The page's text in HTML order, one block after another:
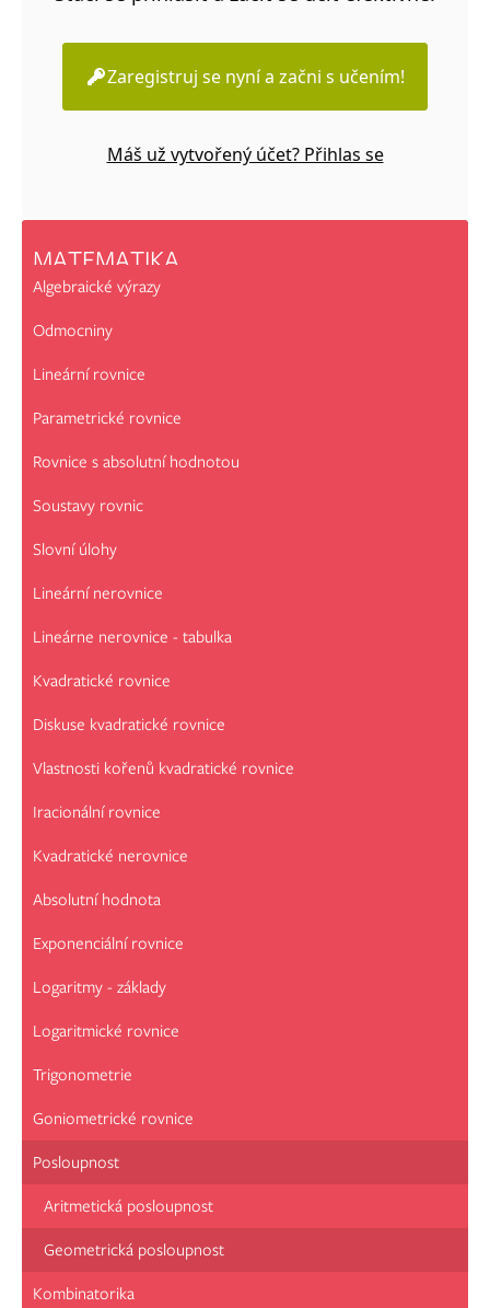
Zaregistruj se nyní a začni s učením!
Máš už vytvořený účet? Přihlas se
MATEMATIKA
Algebraické výrazy
Odmocniny
Lineární rovnice
Parametrické rovnice
Rovnice s absolutní hodnotou
Soustavy rovnic
Slovní úlohy
Lineární nerovnice
Lineárne nerovnice - tabulka
Kvadratické rovnice
Diskuse kvadratické rovnice
Vlastnosti kořenů kvadratické rovnice
Iracionální rovnice
Kvadratické nerovnice
Absolutní hodnota
Exponenciální rovnice
Logaritmy - základy
Logaritmické rovnice
Trigonometrie
Goniometrické rovnice
Posloupnost
Aritmetická posloupnost
Geometrická posloupnost
Kombinatorika